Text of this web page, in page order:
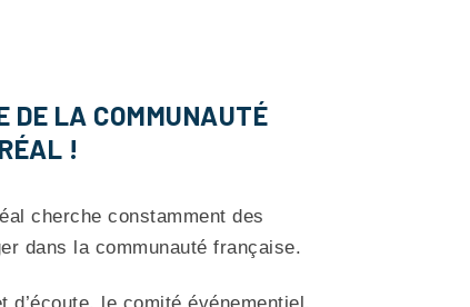
DE LA COMMUNAUTÉ
!
cherche constamment des
dans la communauté française.